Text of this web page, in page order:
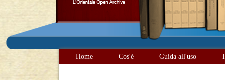
Home Cos'è Guida all'uso